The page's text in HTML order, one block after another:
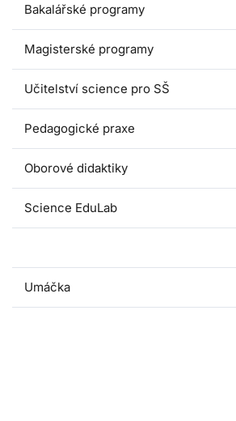
Bakalářské programy
Magisterské programy
Učitelství science pro SŠ
Pedagogické praxe
Oborové didaktiky
Science EduLab
Umáčka